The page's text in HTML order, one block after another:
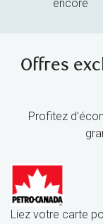
encore
Offres
Profitez
Liez votre carte